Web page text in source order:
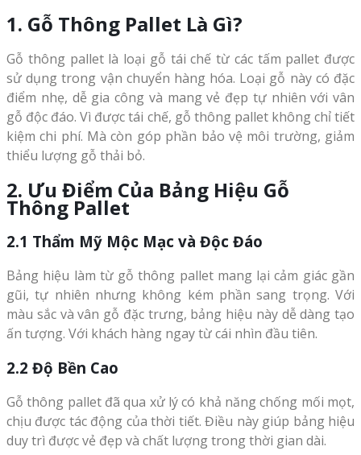
1. Gỗ Thông Pallet Là Gì?
Gỗ thông pallet là loại gỗ tái chế từ các tấm pallet được
sử dụng trong vận chuyển hàng hóa. Loại gỗ này có đặc
điểm nhẹ, dễ gia công và mang vẻ đẹp tự nhiên với vân
gỗ độc đáo. Vì được tái chế, gỗ thông pallet không chỉ tiết
kiệm chi phí. Mà còn góp phần bảo vệ môi trường, giảm
thiểu lượng gỗ thải bỏ.
2. Ưu Điểm Của Bảng Hiệu Gỗ
Thông Pallet
2.1 Thẩm Mỹ Mộc Mạc và Độc Đáo
Bảng hiệu làm từ gỗ thông pallet mang lại cảm giác gần
gũi, tự nhiên nhưng không kém phần sang trọng. Với
màu sắc và vân gỗ đặc trưng, bảng hiệu này dễ dàng tạo
ấn tượng. Với khách hàng ngay từ cái nhìn đầu tiên.
2.2 Độ Bền Cao
Gỗ thông pallet đã qua xử lý có khả năng chống mối mọt,
chịu được tác động của thời tiết. Điều này giúp bảng hiệu
duy trì được vẻ đẹp và chất lượng trong thời gian dài.